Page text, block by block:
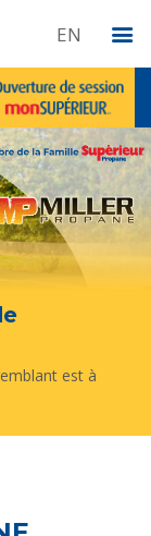
EN
est à